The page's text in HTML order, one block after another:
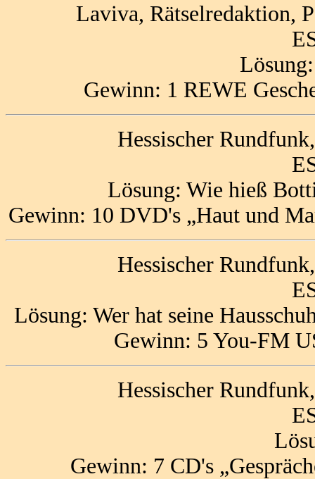
Laviva, Rätselredaktion,
Gewinn: 1 REWE
Hessischer
Lösung: Wie hieß
Gewinn: 10 DVD's „Haut und
Hessischer
Lösung: Wer hat seine
Gewinn: 5 You-FM
Hessischer
Gewinn: 7 CD's